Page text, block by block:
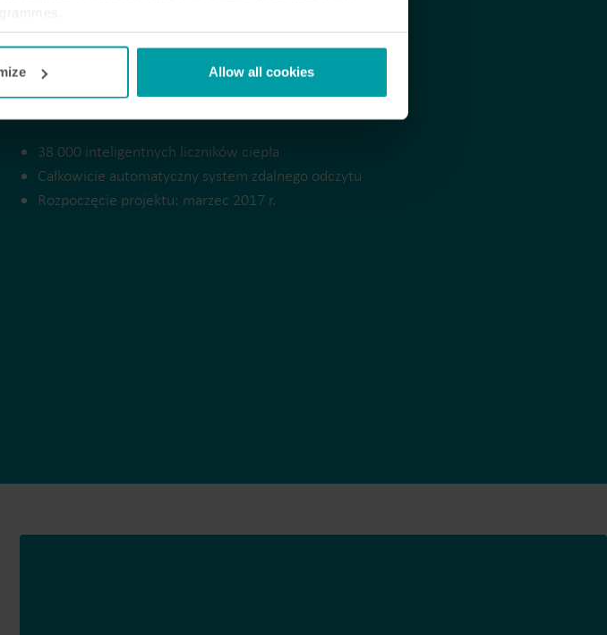
Cookie Declarationhere.
Allow all cookies
Informacje na temat projektu
38 000 inteligentnych liczników ciepła
Całkowicie automatyczny system zdalnego odczytu
Rozpoczęcie projektu: marzec 2017 r.